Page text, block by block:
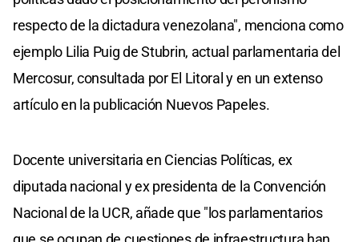
respecto de la dictadura venezolana", menciona como
ejemplo Lilia Puig de Stubrin, actual parlamentaria del
Mercosur, consultada por El Litoral y en un extenso
artículo en la publicación Nuevos Papeles.
Docente universitaria en Ciencias Políticas, ex
diputada nacional y ex presidenta de la Convención
Nacional de la UCR, añade que "los parlamentarios